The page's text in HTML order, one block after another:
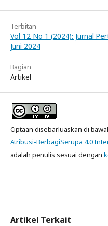
Terbitan
Vol 12 No 1 (2024): Jurnal
Juni 2024
Bagian
Artikel
Ciptaan disebarluaskan di
Atribusi-BerbagiSerupa 4.0
adalah penulis sesuai dengan
Artikel Terkait